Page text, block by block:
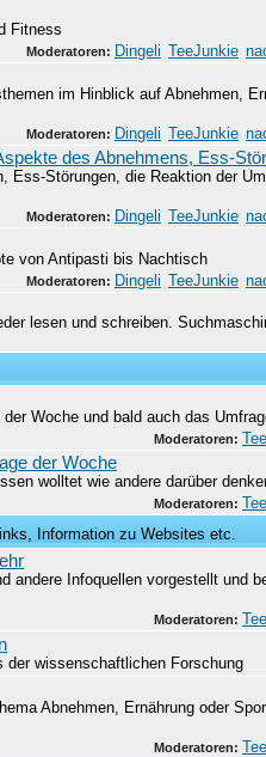
Fitness
Moderatoren: Dingeli TeeJunkie
im Hinblick auf Abnehmen,
Moderatoren: Dingeli TeeJunkie
des Abnehmens, Ess-
Ess-Störungen, die Reaktion der
Moderatoren: Dingeli TeeJunkie
von Antipasti bis Nachtisch
Moderatoren: Dingeli TeeJunkie
lesen und schreiben.
Woche und bald auch das
Moderatoren:
der Woche
wolltet wie andere darüber
Moderatoren:
Information zu Websites etc.
andere Infoquellen vorgestellt und
Moderatoren:
der wissenschaftlichen Forschung
Abnehmen, Ernährung oder
Moderatoren: